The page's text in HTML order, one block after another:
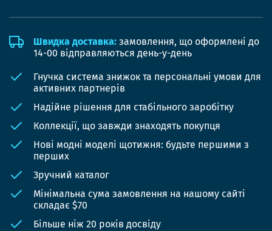
Швидка доставка: замовлення, що оформлені до
14-00 відправляються день-у-день
Гнучка система знижок та персональні умови для
активних партнерів
Надійне рішення для стабільного заробітку
Коллекції, що завжди знаходять покупця
Нові модні моделі щотижня: будьте першими з
перших
Зручний каталог
Мінімальна сума замовлення на нашому сайті
складає $70
Більше ніж 20 років досвіду